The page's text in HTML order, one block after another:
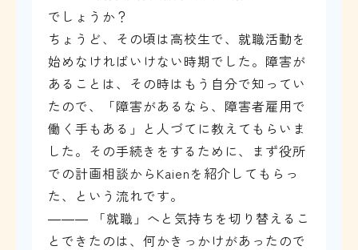
でしょうか？
ちょうど、その頃は高校生で、就職活動を
始めなければいけない時期でした。障害が
あることは、その時はもう自分で知ってい
たので、「障害があるなら、障害者雇用で
働く手もある」と人づてに教えてもらいま
した。その手続きをするために、まず役所
での計画相談からKaienを紹介してもらっ
た、という流れです。
――― 「就職」へと気持ちを切り替えるこ
とできたのは、何かきっかけがあったので